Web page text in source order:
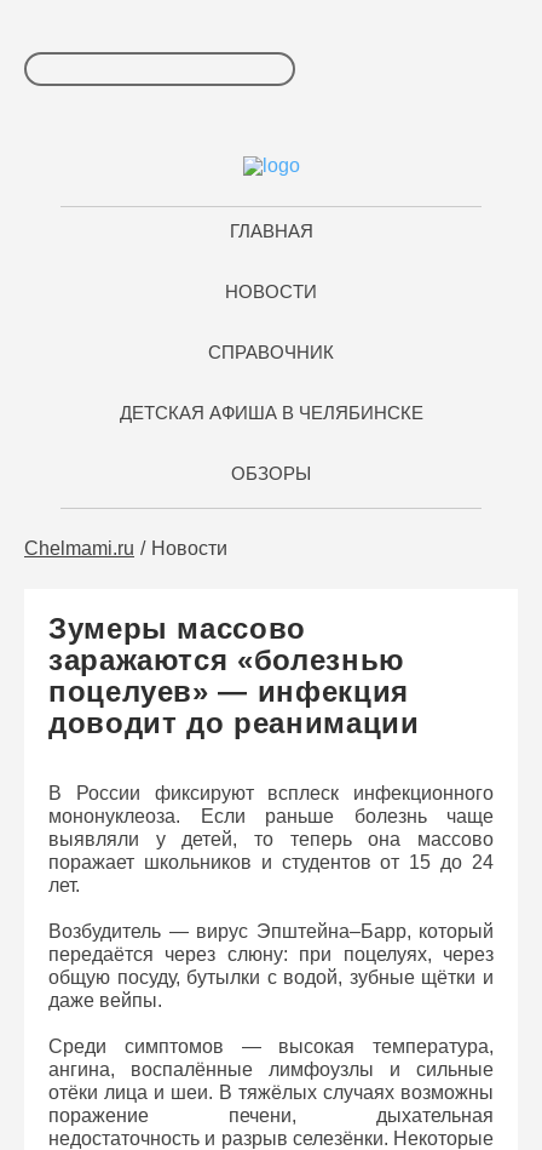
ГЛАВНАЯ
НОВОСТИ
СПРАВОЧНИК
ДЕТСКАЯ АФИША В ЧЕЛЯБИНСКЕ
ОБЗОРЫ
Chelmami.ru Новости
Зумеры массово
заражаются «болезнью
поцелуев» — инфекция
доводит до реанимации
В России фиксируют всплеск инфекционного
мононуклеоза. Если раньше болезнь чаще
выявляли у детей, то теперь она массово
поражает школьников и студентов от 15 до 24
лет.
Возбудитель — вирус Эпштейна–Барр, который
передаётся через слюну: при поцелуях, через
общую посуду, бутылки с водой, зубные щётки и
даже вейпы.
Среди симптомов — высокая температура,
ангина, воспалённые лимфоузлы и сильные
отёки лица и шеи. В тяжёлых случаях возможны
поражение печени, дыхательная
недостаточность и разрыв селезёнки. Некоторые